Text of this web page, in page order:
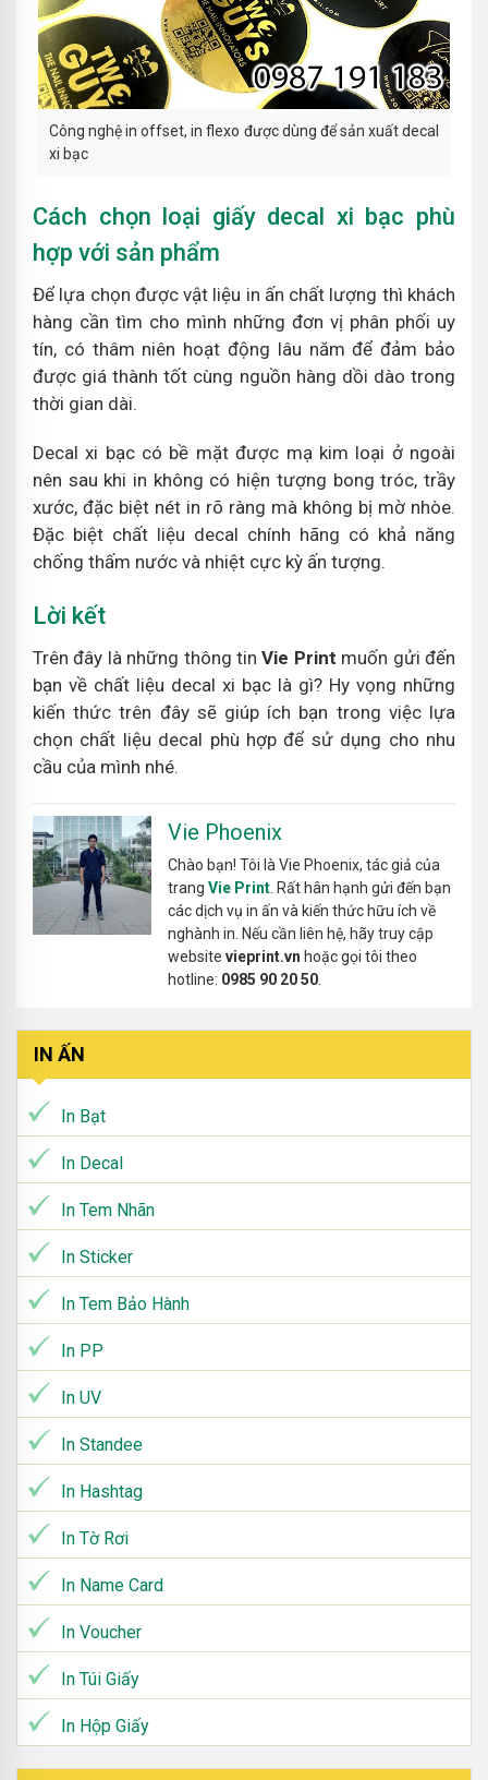
Công nghệ in offset, in flexo được dùng để sản xuất decal
xi bạc
Cách chọn loại giấy decal xi bạc phù
hợp với sản phẩm
Để lựa chọn được vật liệu in ấn chất lượng thì khách
hàng cần tìm cho mình những đơn vị phân phối uy
tín, có thâm niên hoạt động lâu năm để đảm bảo
được giá thành tốt cùng nguồn hàng dồi dào trong
thời gian dài.
Decal xi bạc có bề mặt được mạ kim loại ở ngoài
nên sau khi in không có hiện tượng bong tróc, trầy
xước, đặc biệt nét in rõ ràng mà không bị mờ nhòe.
Đặc biệt chất liệu decal chính hãng có khả năng
chống thấm nước và nhiệt cực kỳ ấn tượng.
Lời kết
Trên đây là những thông tinVie Print muốn gửi đến
bạn về chất liệu decal xi bạc là gì? Hy vọng những
kiến thức trên đây sẽ giúp ích bạn trong việc lựa
chọn chất liệu decal phù hợp để sử dụng cho nhu
cầu của mình nhé.
Vie Phoenix
Chào bạn! Tôi là Vie Phoenix, tác giả của
trangVie Print . Rất hân hạnh gửi đến bạn
các dịch vụ in ấn và kiến thức hữu ích về
nghành in. Nếu cần liên hệ, hãy truy cập
websitevieprint.vn hoặc gọi tôi theo
hotline: 0985 90 20 50
IN ẤN
In Bạt
In Decal
In Tem Nhãn
In Sticker
In Tem Bảo Hành
In PP
In UV
In Standee
In Hashtag
In Tờ Rơi
In Name Card
In Voucher
In Túi Giấy
In Hộp Giấy